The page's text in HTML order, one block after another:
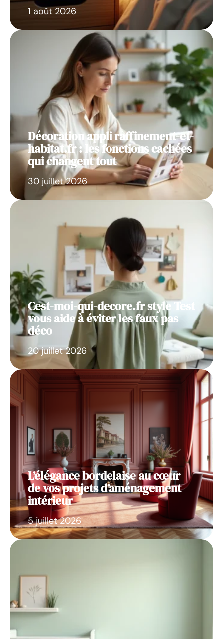
1 août 2026
Décoration appli raffinement-et-
habitat.fr : les fonctions cachées
qui changent tout
30 juillet 2026
Cest-moi-qui-decore.fr style Test
vous aide à éviter les faux pas
déco
20 juillet 2026
L’élégance bordelaise au cœur
de vos projets d’aménagement
intérieur
5 juillet 2026